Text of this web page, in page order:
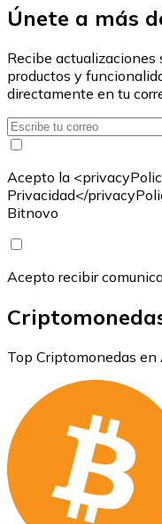
Únete a más
Recibe actualizaciones
productos y
directamente en tu
Acepto la
Privacidad</
Bitnovo
Acepto recibir
Top Criptomonedas en